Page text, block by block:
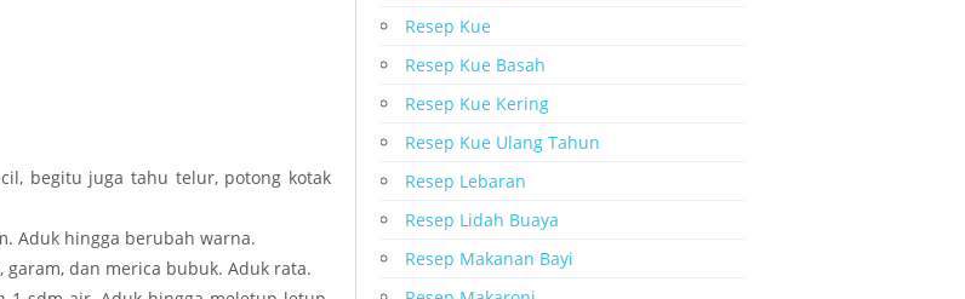
begitu juga tahu telur, potong kotak
Aduk hingga berubah warna.
dan merica bubuk. Aduk rata.
Resep Kue
Resep Kue Basah
Resep Kue Kering
Resep Kue Ulang Tahun
Resep Lebaran
Resep Lidah Buaya
Resep Makanan Bayi